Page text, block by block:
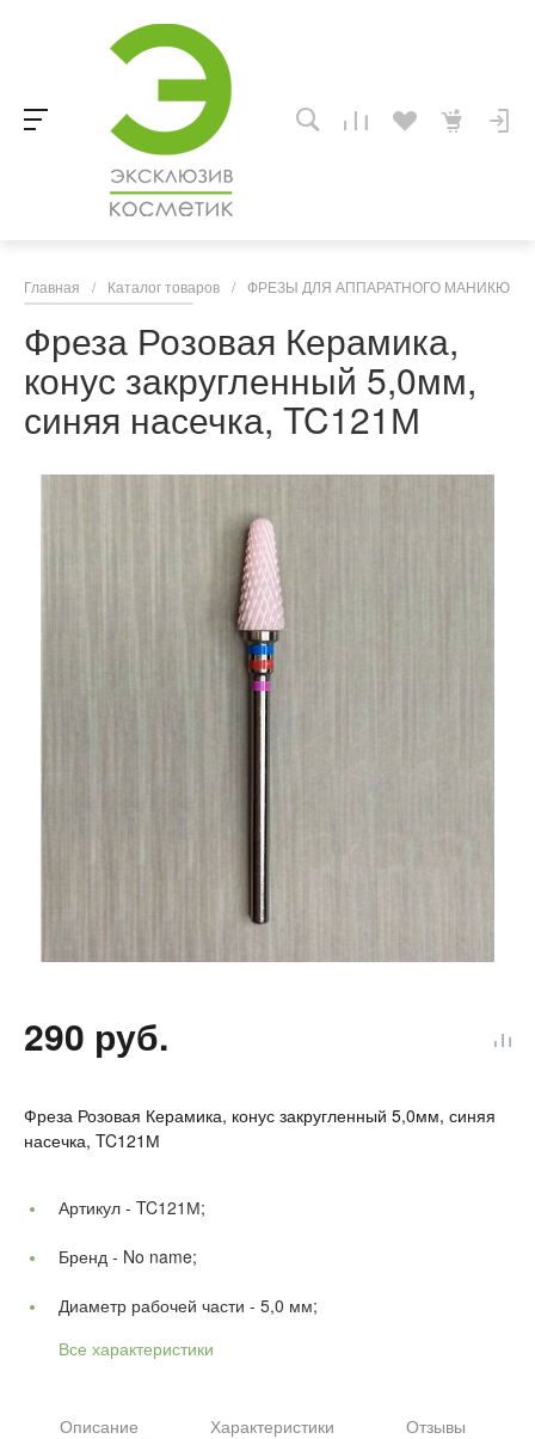
Главная / Каталог товаров / ФРЕЗЫ ДЛЯ АППАРАТНОГО
Фреза Розовая Керамика,
конус закругленный 5,0мм,
синяя насечка, TC121М
290 руб.
Фреза Розовая Керамика, конус закругленный 5,0мм, синяя
насечка, TC121М
Артикул - TC121М;
Бренд - No name;
Диаметр рабочей части - 5,0 мм;
Все характеристики
Описание Характеристики Отзывы